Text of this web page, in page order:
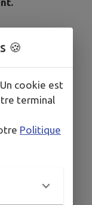
pas à
10 01 88ou
🍪
cookie est
terminal
Politique